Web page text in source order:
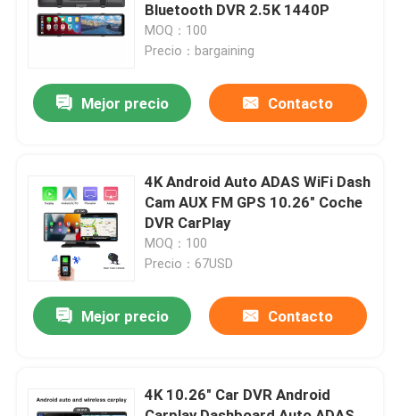
Contactos
VR Show
Cámara DVR para coche
DVR para coche 4G
Cámara de tablero DVR Blackbox
Videocámara de coche FHD 1080P
Bluetooth DVR 2.5K 1440P
MOQ：100
Precio：bargaining
Mejor precio Contacto
4K Android Auto ADAS WiFi Dash
Cam AUX FM GPS 10.26" Coche
DVR CarPlay
MOQ：100
Precio：67USD
Mejor precio Contacto
4K 10.26" Car DVR Android